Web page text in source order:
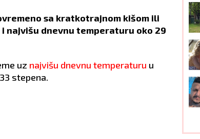
sa kratkotrajnom kišom ili
najvišu dnevnu temperaturu oko 29
uz najvišu dnevnu temperaturu u
stepena.